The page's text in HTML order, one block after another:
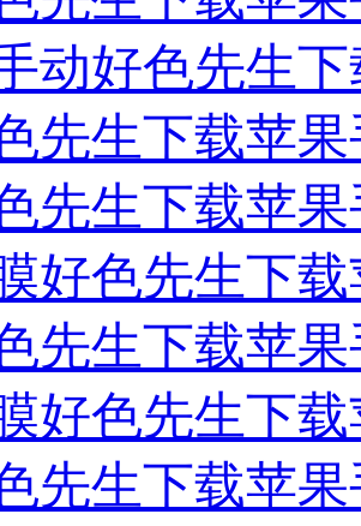
动好色先生
先生下载苹
先生下载苹
好色先生下
先生下载苹
好色先生下
先生下载苹